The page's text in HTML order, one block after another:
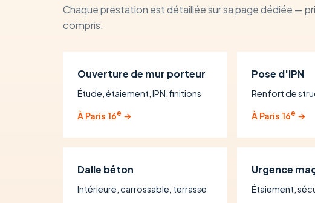
Chaque prestation est détaillée sur sa page dédiée —
compris.
Ouverture de mur porteur
Étude, étaiement, IPN, finitions
À Paris 16e →
Pose d'IPN
Renfort de
À Paris 16e →
Dalle béton
Intérieure, carrossable, terrasse
Urgence
Étaiement,